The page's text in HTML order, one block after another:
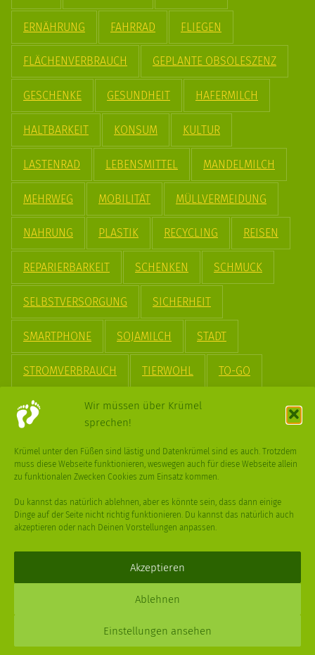
Wir müssen über Krümel
sprechen!
Krümel unter den Füßen sind lästig und Datenkrümel sind es auch. Trotzdem
muss diese Webseite funktionieren, weswegen auch für diese Webseite allein
zu funktionalen Zwecken Cookies zum Einsatz kommen.
Du kannst das natürlich ablehnen, aber es könnte sein, dass dann einige
Dinge auf der Seite nicht richtig funktionieren. Du kannst das natürlich auch
akzeptieren oder nach Deinen Vorstellungen anpassen.
Akzeptieren
Ablehnen
Einstellungen ansehen
ERNÄHRUNG FAHRRAD FLIEGEN
FLÄCHENVERBRAUCH GEPLANTE OBSOLESZENZ
GESCHENKE GESUNDHEIT HAFERMILCH
HALTBARKEIT KONSUM KULTUR
LASTENRAD LEBENSMITTEL MANDELMILCH
MEHRWEG MOBILITÄT MÜLLVERMEIDUNG
NAHRUNG PLASTIK RECYCLING REISEN
REPARIERBARKEIT SCHENKEN SCHMUCK
SELBSTVERSORGUNG SICHERHEIT
SMARTPHONE SOJAMILCH STADT
STROMVERBRAUCH TIERWOHL TO-GO
TREND UPCYCLING VEGAN
WEIHNACHTSBAUM WINTER
XPDT : Marken & Kommunikation